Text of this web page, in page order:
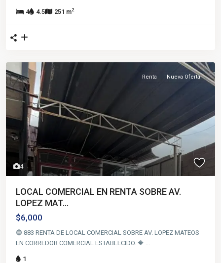
4 4.5 251 m2
4
Renta Nueva Oferta
LOCAL COMERCIAL EN RENTA SOBRE AV.
LOPEZ MAT...
$6,000
🔵 883 RENTA DE LOCAL COMERCIAL SOBRE AV. LOPEZ MATEOS
EN CORREDOR COMERCIAL ESTABLECIDO. 🔶 ...
1